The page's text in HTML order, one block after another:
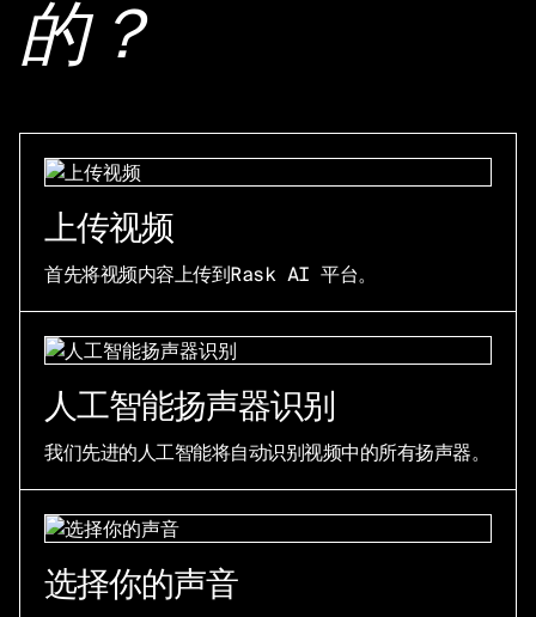
的？
上传视频
首先将视频内容上传到Rask AI 平台。
人工智能扬声器识别
我们先进的人工智能将自动识别视频中的所有扬声器。
选择你的声音